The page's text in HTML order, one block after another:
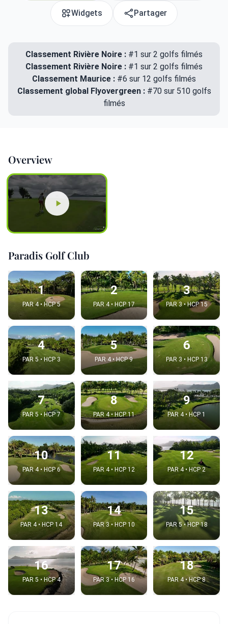
Widgets Partager
Classement Rivière Noire : #1 sur 2 golfs filmés
Classement Rivière Noire : #1 sur 2 golfs filmés
Classement Maurice : #6 sur 12 golfs filmés
Classement global Flyovergreen : #70 sur 510 golfs
filmés
Overview
Paradis Golf Club
1
PAR 4 • HCP 5
2
PAR 4 • HCP 17
3
PAR 3 • HCP 15
4
PAR 5 • HCP 3
5
PAR 4 • HCP 9
6
PAR 3 • HCP 13
7
PAR 5 • HCP 7
8
PAR 4 • HCP 11
9
PAR 4 • HCP 1
10
PAR 4 • HCP 6
11
PAR 4 • HCP 12
12
PAR 4 • HCP 2
13
PAR 4 • HCP 14
14
PAR 3 • HCP 10
15
PAR 5 • HCP 18
16
PAR 5 • HCP 4
17
PAR 3 • HCP 16
18
PAR 4 • HCP 8